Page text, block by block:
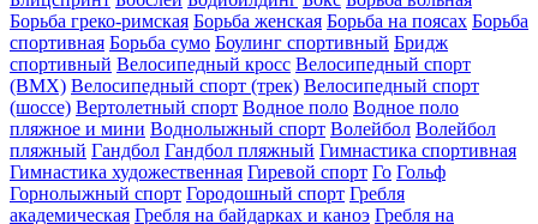
Борьба греко-римская Борьба женская Борьба на поясах Борьба
спортивная Борьба сумо Боулинг спортивный Бридж
спортивный Велосипедный кросс Велосипедный спорт
(BMX) Велосипедный спорт (трек) Велосипедный спорт
(шоссе) Вертолетный спорт Водное поло Водное поло
пляжное и мини Воднолыжный спорт Волейбол Волейбол
пляжный Гандбол Гандбол пляжный Гимнастика спортивная
Гимнастика художественная Гиревой спорт Го Гольф
Горнолыжный спорт Городошный спорт Гребля
академическая Гребля на байдарках и каноэ Гребля на